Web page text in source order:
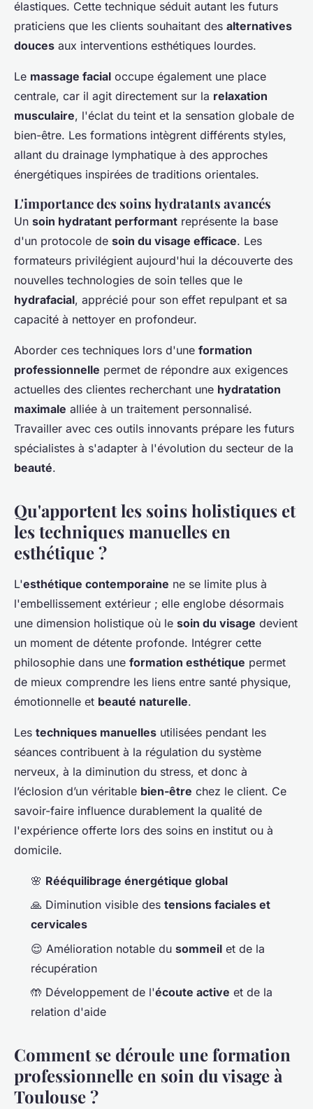
élastiques. Cette technique séduit autant les futurs
praticiens que les clients souhaitant des alternatives
douces aux interventions esthétiques lourdes.
Le massage facial occupe également une place
centrale, car il agit directement sur la relaxation
musculaire, l'éclat du teint et la sensation globale de
bien-être. Les formations intègrent différents styles,
allant du drainage lymphatique à des approches
énergétiques inspirées de traditions orientales.
L'importance des soins hydratants avancés
Un soin hydratant performant représente la base
d'un protocole de soin du visage efficace. Les
formateurs privilégient aujourd'hui la découverte des
nouvelles technologies de soin telles que le
hydrafacial, apprécié pour son effet repulpant et sa
capacité à nettoyer en profondeur.
Aborder ces techniques lors d'une formation
professionnelle permet de répondre aux exigences
actuelles des clientes recherchant une hydratation
maximale alliée à un traitement personnalisé.
Travailler avec ces outils innovants prépare les futurs
spécialistes à s'adapter à l'évolution du secteur de la
beauté.
Qu'apportent les soins holistiques et
les techniques manuelles en
esthétique ?
L'esthétique contemporaine ne se limite plus à
l'embellissement extérieur ; elle englobe désormais
une dimension holistique où le soin du visage devient
un moment de détente profonde. Intégrer cette
philosophie dans une formation esthétique permet
de mieux comprendre les liens entre santé physique,
émotionnelle et beauté naturelle.
Les techniques manuelles utilisées pendant les
séances contribuent à la régulation du système
nerveux, à la diminution du stress, et donc à
l’éclosion d’un véritable bien-être chez le client. Ce
savoir-faire influence durablement la qualité de
l'expérience offerte lors des soins en institut ou à
domicile.
🌸 Rééquilibrage énergétique global
🙏 Diminution visible des tensions faciales et
cervicales
😌 Amélioration notable du sommeil et de la
récupération
🤲 Développement de l'écoute active et de la
relation d'aide
Comment se déroule une formation
professionnelle en soin du visage à
Toulouse ?